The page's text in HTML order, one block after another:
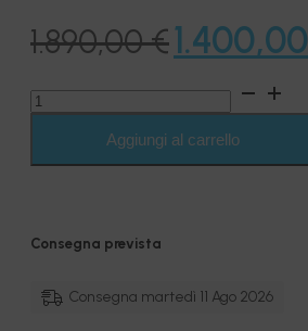
1.890,00€Il
originale
era:
1.400,00
Addolcitore
Acqua
Smart
Lt.
Resina
Acquamark
Aggiungi al carrello
Consegna prevista
Consegna martedì 11 Ago 2026